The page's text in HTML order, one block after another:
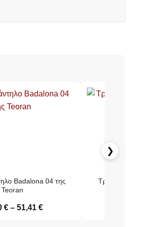
Badalona 04 της
Teoran
€ – 51,41 €
❯